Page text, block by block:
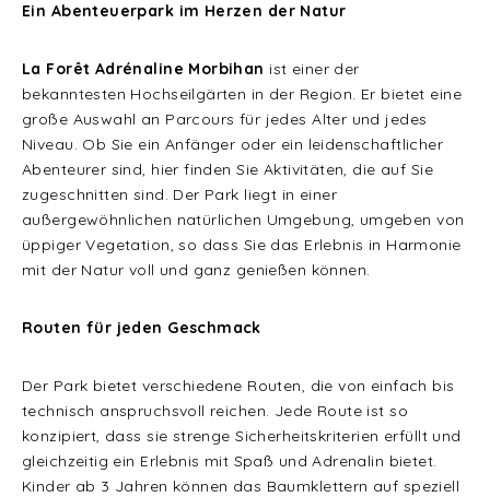
Ein Abenteuerpark im Herzen der Natur
La Forêt Adrénaline Morbihan ist einer der
bekanntesten Hochseilgärten in der Region. Er bietet eine
große Auswahl an Parcours für jedes Alter und jedes
Niveau. Ob Sie ein Anfänger oder ein leidenschaftlicher
Abenteurer sind, hier finden Sie Aktivitäten, die auf Sie
zugeschnitten sind. Der Park liegt in einer
außergewöhnlichen natürlichen Umgebung, umgeben von
üppiger Vegetation, so dass Sie das Erlebnis in Harmonie
mit der Natur voll und ganz genießen können.
Routen für jeden Geschmack
Der Park bietet verschiedene Routen, die von einfach bis
technisch anspruchsvoll reichen. Jede Route ist so
konzipiert, dass sie strenge Sicherheitskriterien erfüllt und
gleichzeitig ein Erlebnis mit Spaß und Adrenalin bietet.
Kinder ab 3 Jahren können das Baumklettern auf speziell